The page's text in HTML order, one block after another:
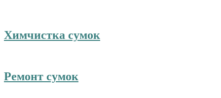
Химчистка сумок
Ремонт сумок